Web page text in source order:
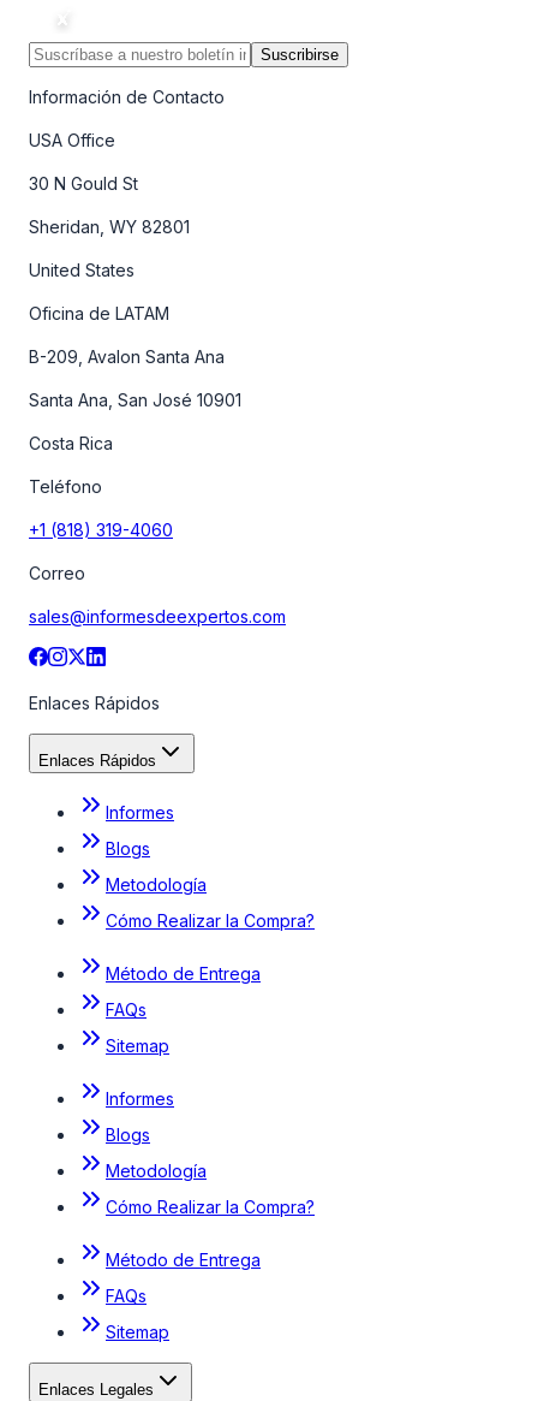
Suscribirse
Información de Contacto
USA Office
30 N Gould St
Sheridan, WY 82801
United States
Oficina de LATAM
B-209, Avalon Santa Ana
Santa Ana, San José 10901
Costa Rica
Teléfono
+1 (818) 319-4060
Correo
sales@informesdeexpertos.com
Enlaces Rápidos
Enlaces Rápidos
Informes
Blogs
Metodología
Cómo Realizar la Compra?
Método de Entrega
FAQs
Sitemap
Informes
Blogs
Metodología
Cómo Realizar la Compra?
Método de Entrega
FAQs
Sitemap
Enlaces Legales